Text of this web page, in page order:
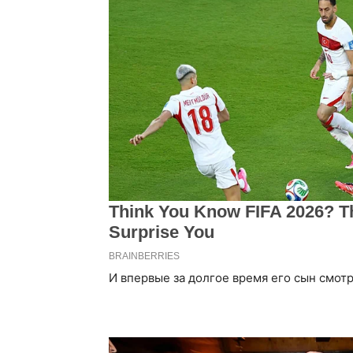
И впервые за долгое время его сын